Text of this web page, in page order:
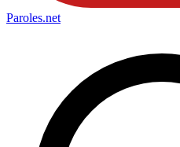
Paroles.net